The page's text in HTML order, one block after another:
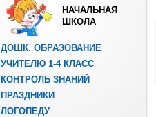
НАЧАЛЬНАЯ
ШКОЛА
ДОШК. ОБРАЗОВАНИЕ
УЧИТЕЛЮ 1-4 КЛАСС
КОНТРОЛЬ ЗНАНИЙ
ПРАЗДНИКИ
ЛОГОПЕДУ